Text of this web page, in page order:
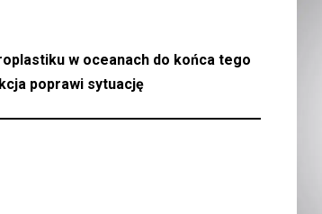
w oceanach do końca tego
poprawi sytuację